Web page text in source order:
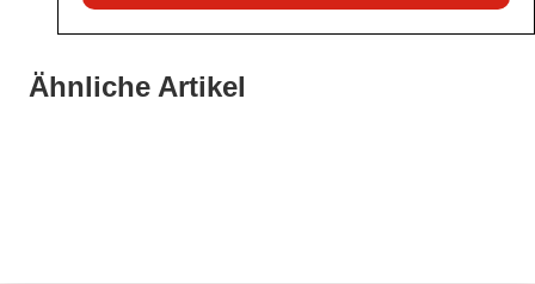
Ähnliche Artikel
War die Fußball-WM 2026 für Ihren Betrieb ein
21. Juli 2026
Stipendium für Nachwuchstalent in der Wiener